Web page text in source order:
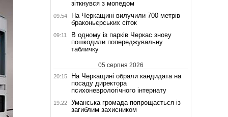
зіткнувся з мопедом
09:54
На Черкащині вилучили 700 метрів
браконьєрських сіток
09:11
В одному із парків Черкас знову
пошкодили попереджувальну
табличку
05 серпня 2026
20:15
На Черкащині обрали кандидата на
посаду директора
психоневрологічного інтернату
19:22
Уманська громада попрощається із
загиблим захисником